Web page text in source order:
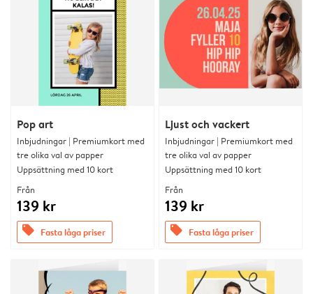
Pop art
Inbjudningar | Premiumkort med
tre olika val av papper
Uppsättning med 10 kort
Från
139 kr
offers Fasta låga priser
Ljust och vackert
Inbjudningar | Premiumkort med
tre olika val av papper
Uppsättning med 10 kort
Från
139 kr
offers Fasta låga priser